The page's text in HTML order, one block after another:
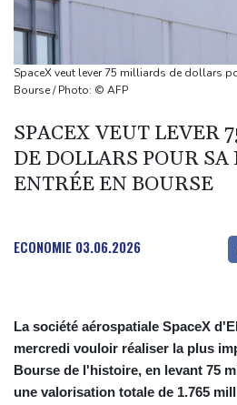
Tennis: le N.1 mondial Jannik
le Masters 1000 de Cincinnati
Foot: Monaco renverse Liverpool à
MotoGP: à Silverstone, Aprilia fait
Chasse au gaspillage, bouclier
"massif" sur l'eau s'il est élu
SpaceX veut lever 75 milliards de dollars
Bourse / Photo: © AFP
SPACEX VEUT LEVER
DE DOLLARS POUR
ENTRÉE EN BOURSE
ECONOMIE 03.06.2026
La société aérospatiale SpaceX
mercredi vouloir réaliser la plus
Bourse de l'histoire, en levant 75
une valorisation totale de 1.765